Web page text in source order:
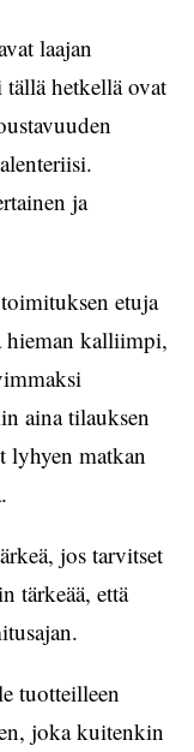
laajan
hetkellä ovat
ja
etuja
hieman kalliimpi,
aina tilauksen
lyhyen matkan
jos tarvitset
tärkeää, että
tuotteilleen
joka kuitenkin